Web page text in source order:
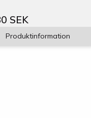
SEK
Produktinformation